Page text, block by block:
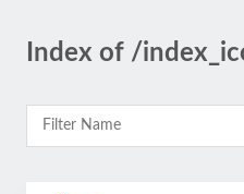
Index of /